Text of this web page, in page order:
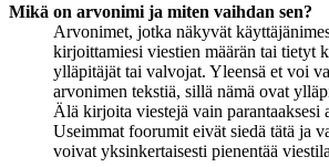
Mikä on arvonimi ja miten vaihdan sen?
Arvonimet, jotka näkyvät
kirjoittamiesi viestien määrän tai tietyt
ylläpitäjät tai valvojat. Yleensä et voi
arvonimen tekstiä, sillä nämä ovat
Älä kirjoita viestejä vain parantaaksesi
Useimmat foorumit eivät siedä tätä ja
voivat yksinkertaisesti pienentää